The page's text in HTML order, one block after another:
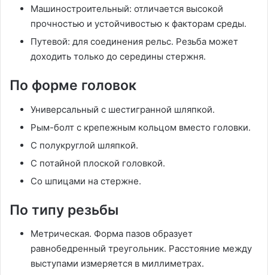
Машиностроительный: отличается высокой
прочностью и устойчивостью к факторам среды.
Путевой: для соединения рельс. Резьба может
доходить только до середины стержня.
По форме головок
Универсальный с шестигранной шляпкой.
Рым-болт с крепежным кольцом вместо головки.
С полукруглой шляпкой.
С потайной плоской головкой.
Со шпицами на стержне.
По типу резьбы
Метрическая. Форма пазов образует
равнобедренный треугольник. Расстояние между
выступами измеряется в миллиметрах.